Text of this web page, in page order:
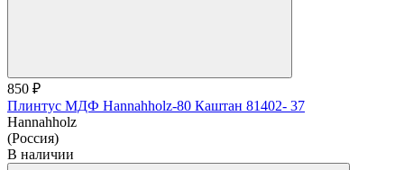
850 ₽
Плинтус МДФ Hannahholz-80 Каштан 81402- 37
Hannahholz
(Россия)
В наличии